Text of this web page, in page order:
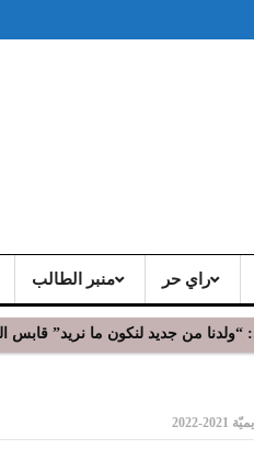
راي حر منبر الطالب